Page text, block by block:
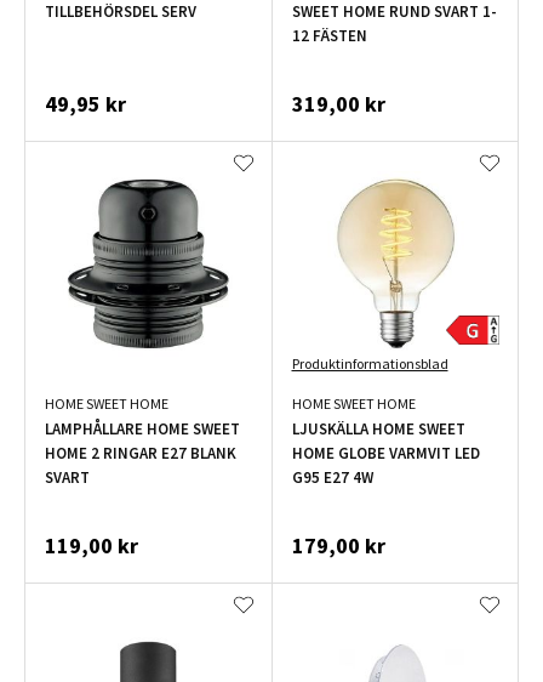
TILLBEHÖRSDEL SERV
49,95 kr
SWEET HOME RUND SVART 1-
12 FÄSTEN
319,00 kr
HOME SWEET HOME
LAMPHÅLLARE HOME SWEET
HOME 2 RINGAR E27 BLANK
SVART
119,00 kr
Produktinformationsblad
HOME SWEET HOME
LJUSKÄLLA HOME SWEET
HOME GLOBE VARMVIT LED
G95 E27 4W
179,00 kr